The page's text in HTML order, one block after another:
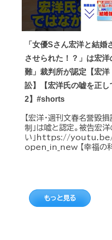
「女優Sさん宏洋と結
させられた！？」は宏
難」裁判所が認定【宏
訟】【宏洋氏の嘘を正
2】#shorts
【宏洋・週刊文春名誉毀
制」は嘘と認定。被告宏
い」https://
open_in_new 【幸福の
もっと見る